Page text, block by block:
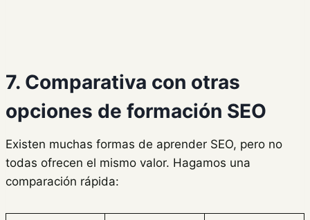
7. Comparativa con otras
opciones de formación SEO
Existen muchas formas de aprender SEO, pero no
todas ofrecen el mismo valor. Hagamos una
comparación rápida: